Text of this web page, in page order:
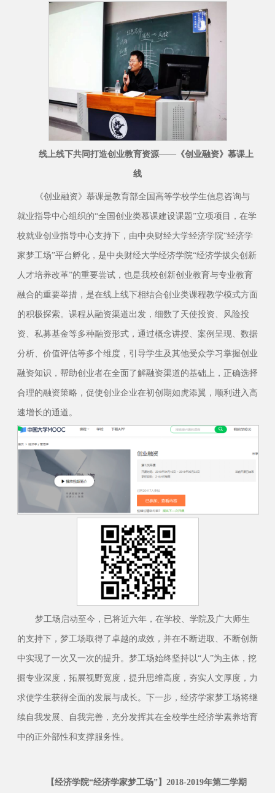
线上线下共同打造创业教育资源——《创业融资》慕课上
线
《创业融资》慕课是教育部全国高等学校学生信息咨询与
就业指导中心组织的“全国创业类慕课建设课题”立项项目，在学
校就业创业指导中心支持下，由中央财经大学经济学院“经济学
家梦工场”平台孵化，是中央财经大学经济学院“经济学拔尖创新
人才培养改革”的重要尝试，也是我校创新创业教育与专业教育
融合的重要举措，是在线上线下相结合创业类课程教学模式方面
的积极探索。课程从融资渠道出发，细数了天使投资、风险投
资、私募基金等多种融资形式，通过概念讲授、案例呈现、数据
分析、价值评估等多个维度，引导学生及其他受众学习掌握创业
融资知识，帮助创业者在全面了解融资渠道的基础上，正确选择
合理的融资策略，促使创业企业在初创期如虎添翼，顺利进入高
速增长的通道。
梦工场启动至今，已将近六年，在学校、学院及广大师生
的支持下，梦工场取得了卓越的成效，并在不断进取、不断创新
中实现了一次又一次的提升。梦工场始终坚持以“人”为主体，挖
掘专业深度，拓展视野宽度，提升思维高度，夯实人文厚度，力
求使学生获得全面的发展与成长。下一步，经济学家梦工场将继
续自我发展、自我完善，充分发挥其在全校学生经济学素养培育
中的正外部性和支撑服务性。
【经济学院“经济学家梦工场”】2018-2019年第二学期